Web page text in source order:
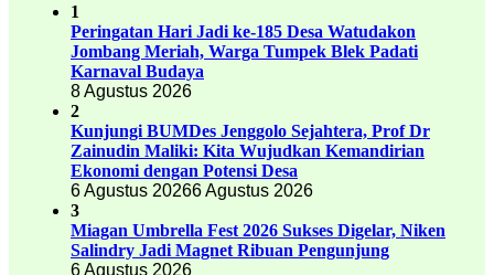
1
Peringatan Hari Jadi ke-185 Desa Watudakon
Jombang Meriah, Warga Tumpek Blek Padati
Karnaval Budaya
8 Agustus 2026
2
Kunjungi BUMDes Jenggolo Sejahtera, Prof Dr
Zainudin Maliki: Kita Wujudkan Kemandirian
Ekonomi dengan Potensi Desa
6 Agustus 20266 Agustus 2026
3
Miagan Umbrella Fest 2026 Sukses Digelar, Niken
Salindry Jadi Magnet Ribuan Pengunjung
6 Agustus 2026